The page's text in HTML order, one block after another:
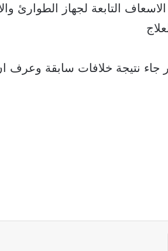
التابعة لجهاز الطوارئ
جاء نتيجة خلافات سابقة وعرف
طباعة